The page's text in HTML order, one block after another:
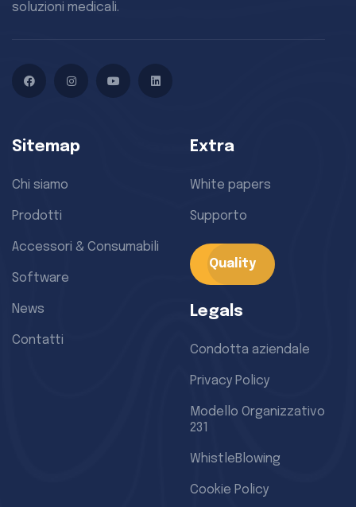
soluzioni medicali.
Sitemap
Chi siamo
Prodotti
Accessori & Consumabili
Software
News
Contatti
Extra
White papers
Supporto
Quality
Legals
Condotta aziendale
Privacy Policy
Modello Organizzativo
231
WhistleBlowing
Cookie Policy